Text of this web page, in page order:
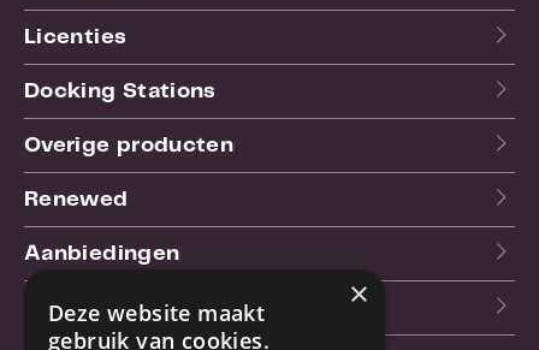
Licenties
Docking Stations
Overige producten
Renewed
Aanbiedingen
Blog ×
Deze website maakt
gebruik van cookies.